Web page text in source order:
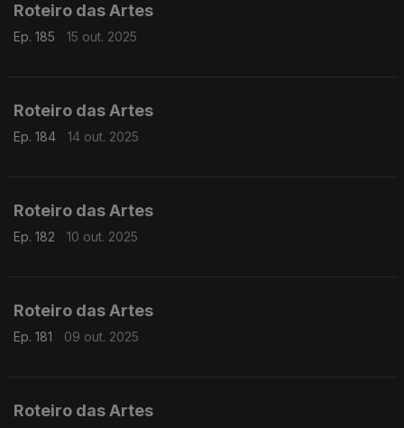
Roteiro das Artes
Ep. 185 15 out. 2025
Roteiro das Artes
Ep. 184 14 out. 2025
Roteiro das Artes
Ep. 182 10 out. 2025
Roteiro das Artes
Ep. 181 09 out. 2025
Roteiro das Artes